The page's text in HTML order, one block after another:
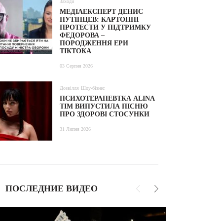
Заходи
МЕДІАЕКСПЕРТ ДЕНИС
ПУТІНЦЕВ: КАРТОННІ
ПРОТЕСТИ У ПІДТРИМКУ
ФЕДОРОВА –
ПОРОДЖЕННЯ ЕРИ
ТІКТОКА
03 Серпня 2026
Дозвілля Шоу-бізнес
ПСИХОТЕРАПЕВТКА ALINA
TIM ВИПУСТИЛА ПІСНЮ
ПРО ЗДОРОВІ СТОСУНКИ
31 Липня 2026
ПОСЛЕДНИЕ ВИДЕО